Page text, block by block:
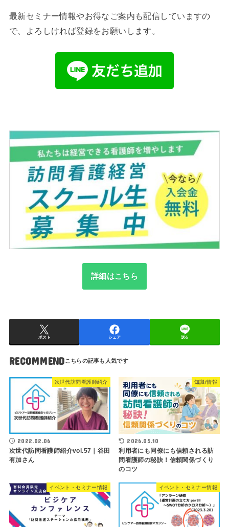
最新セミナー情報やお得なご案内も配信していますの
で、よろしければ登録をお願いします。
詳細はこちら
ポスト シェア 送る
RECOMMEND
次世代訪問看護師紹介
2022.02.06
次世代訪問看護師紹介vol.57｜谷田
有加さん
知識/情報
2026.05.10
利用者にも同僚にも信頼される訪
問看護師の秘訣！信頼関係づくり
のコツ
イベント・セミナー情報 イベント・セミナー情報